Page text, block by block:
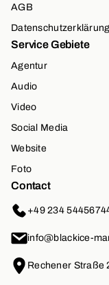
AGB
Datenschutzerklärung
Service Gebiete
Agentur
Audio
Video
Social Media
Website
Foto
Contact
+49 234
info@blackice-
Rechener Straße